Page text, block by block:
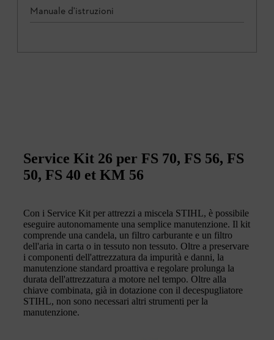
Manuale d'istruzioni
Service Kit 26 per FS 70, FS 56, FS
50, FS 40 et KM 56
Con i Service Kit per attrezzi a miscela STIHL, è possibile
eseguire autonomamente una semplice manutenzione. Il kit
comprende una candela, un filtro carburante e un filtro
dell'aria in carta o in tessuto non tessuto. Oltre a preservare
i componenti dell'attrezzatura da impurità e danni, la
manutenzione standard proattiva e regolare prolunga la
durata dell'attrezzatura a motore nel tempo. Oltre alla
chiave combinata, già in dotazione con il decespugliatore
STIHL, non sono necessari altri strumenti per la
manutenzione.